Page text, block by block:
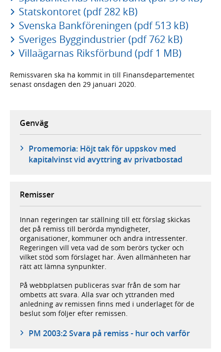
Statskontoret (pdf 282 kB)
Svenska Bankföreningen (pdf 513 kB)
Sveriges Byggindustrier (pdf 762 kB)
Villaägarnas Riksförbund (pdf 1 MB)
Remissvaren ska ha kommit in till Finansdepartementet
senast onsdagen den 29 januari 2020.
Genväg
Promemoria: Höjt tak för uppskov med
kapitalvinst vid avyttring av privatbostad
Remisser
Innan regeringen tar ställning till ett förslag skickas
det på remiss till berörda myndigheter,
organisationer, kommuner och andra intressenter.
Regeringen vill veta vad de som berörs tycker och
vilket stöd som förslaget har. Även allmänheten har
rätt att lämna synpunkter.
På webbplatsen publiceras svar från de som har
ombetts att svara. Alla svar och yttranden med
anledning av remissen finns med i underlaget för de
beslut som följer efter remissen.
PM 2003:2 Svara på remiss - hur och varför